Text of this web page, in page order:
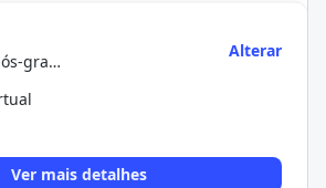
Especialização (pós-graduação)
Alterar
Ver mais detalhes